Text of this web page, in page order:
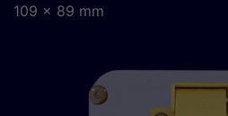
109 x 89 mm